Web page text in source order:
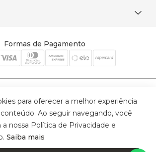
Formas de Pagamento
para oferecer a melhor experiência
Ao seguir navegando, você
nossa Política de Privacidade e
Saiba mais